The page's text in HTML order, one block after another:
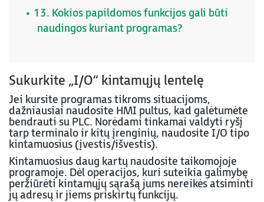
13. Kokios papildomos funkcijos gali būti
naudingos kuriant programas?
Sukurkite „I/O“ kintamųjų lentelę
Jei kursite programas tikroms situacijoms,
dažniausiai naudosite HMI pultus, kad galėtumėte
bendrauti su PLC. Norėdami tinkamai valdyti ryšį
tarp terminalo ir kitų įrenginių, naudosite I/O tipo
kintamuosius (įvestis/išvestis).
Kintamuosius daug kartų naudosite taikomojoje
programoje. Dėl operacijos, kuri suteikia galimybę
peržiūrėti kintamųjų sąrašą jums nereikės atsiminti
jų adresų ir jiems priskirtų funkcijų.